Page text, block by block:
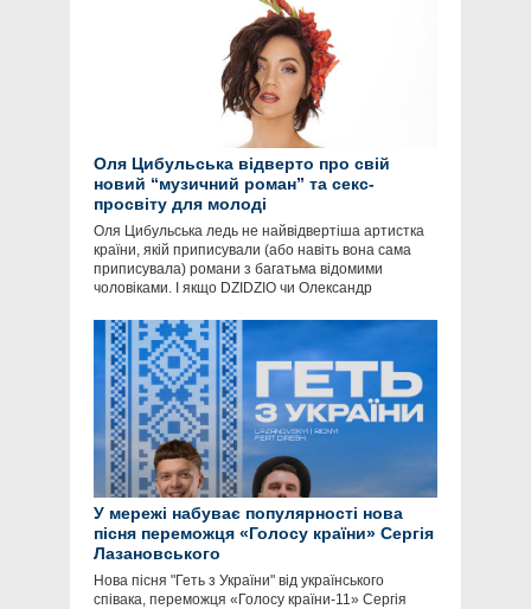
Оля Цибульська відверто про свій
новий “музичний роман” та секс-
просвіту для молоді
Оля Цибульська ледь не найвідвертіша артистка
країни, якій приписували (або навіть вона сама
приписувала) романи з багатьма відомими
чоловіками. І якщо DZIDZIO чи Олександр
У мережі набуває популярності нова
пісня переможця «Голосу країни» Сергія
Лазановського
Нова пісня "Геть з України" від українського
співака, переможця «Голосу країни-11» Сергія